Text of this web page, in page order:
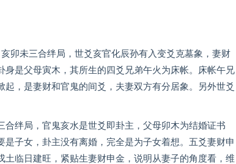
卯未三合绊局，世爻亥官化辰孙有入变爻克墓象，妻财
是父母寅木，其所生的四爻兄弟午火为床帐。床帐午兄
，是妻财和官鬼的间爻，夫妻双方有分居象。另外世爻
绊局，官鬼亥水是世爻即卦主，父母卯木为结婚证书
子女，卦主没有离婚，完全是为子女着想。五爻妻财申
临日建旺，紧贴生妻财申金，说明从妻子的角度看，维